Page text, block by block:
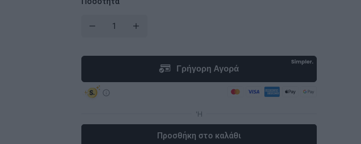
Προσθήκη στο καλάθι